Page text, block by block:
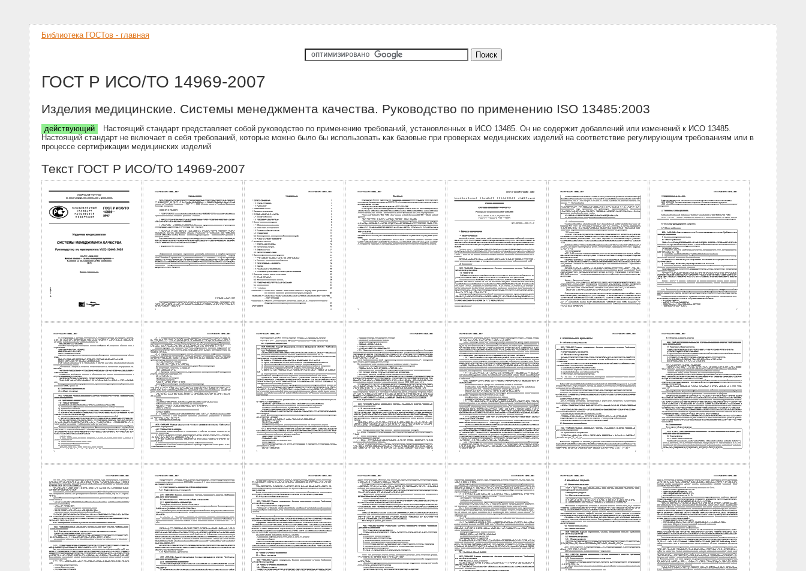
Библиотека ГОСТов - главная
ГОСТ Р ИСО/ТО 14969-2007
Изделия медицинские. Системы менеджмента качества. Руководство по применению ISO 13485:2003
действующий
Настоящий стандарт представляет собой руководство по применению требований, установленных в ИСО 13485. Он не содержит добавлений или изменений к ИСО 13485.
Настоящий стандарт не включает в себя требований, которые можно было бы использовать как базовые при проверках медицинских изделий на соответствие регулирующим требованиям или в
процессе сертификации медицинских изделий
Текст ГОСТ Р ИСО/ТО 14969-2007